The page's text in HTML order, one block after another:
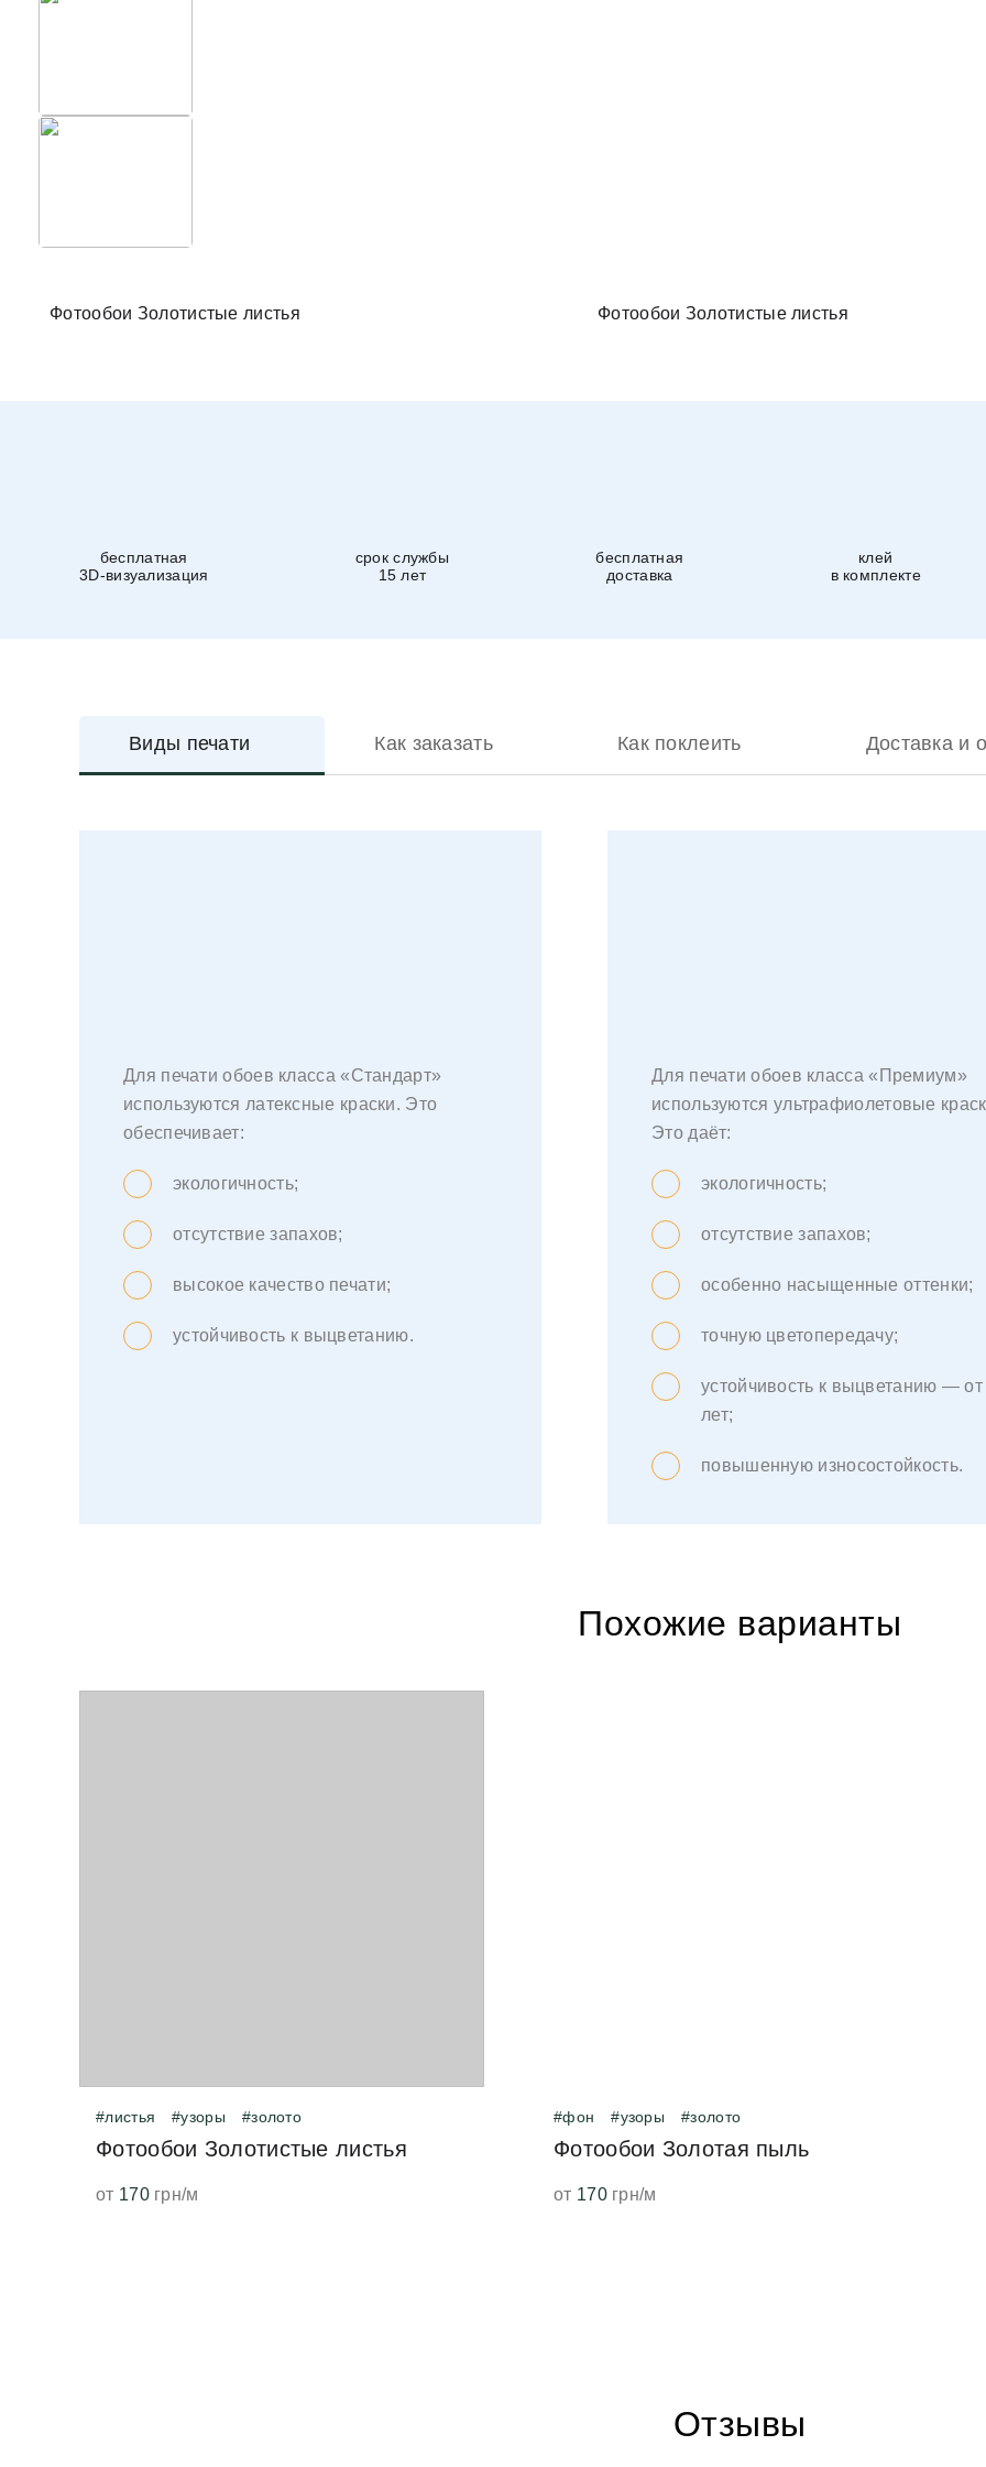
Фотообои Золотистые листья Фотообои Золотистые листья
бесплатная
3D-визуализация
срок службы
15 лет
бесплатная
доставка
клей
в комплекте
Виды печати Как заказать Как поклеить Доставка и
Для печати обоев класса «Стандарт»
используются латексные краски. Это
обеспечивает:
экологичность;
отсутствие запахов;
высокое качество печати;
устойчивость к выцветанию.
Для печати обоев класса «Премиум»
используются ультрафиолетовые
Это даёт:
экологичность;
отсутствие запахов;
особенно насыщенные оттенки;
точную цветопередачу;
устойчивость к выцветанию — от
лет;
повышенную износостойкость.
Похожие варианты
#листья #узоры #золото
Фотообои Золотистые листья
от 170грн/м
#фон #узоры #золото
Фотообои Золотая пыль
от 170грн/м
Отзывы